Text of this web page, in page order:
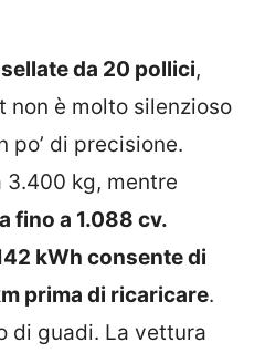
da 20 pollici,
non è molto silenzioso
po’ di precisione.
3.400 kg, mentre
fino a 1.088 cv.
kWh consente di
prima di ricaricare.
di guadi. La vettura